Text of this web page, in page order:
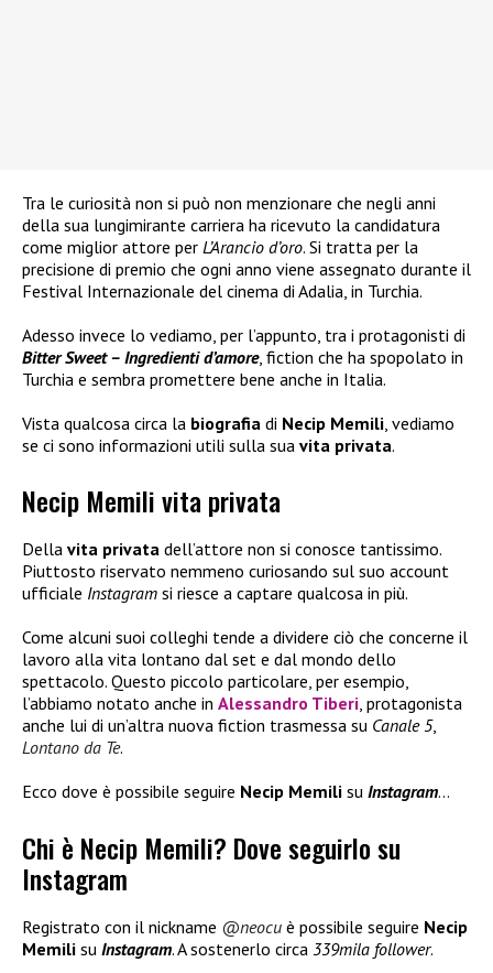
Tra le curiosità non si può non menzionare che negli anni
della sua lungimirante carriera ha ricevuto la candidatura
come miglior attore per L’Arancio d’oro. Si tratta per la
precisione di premio che ogni anno viene assegnato durante il
Festival Internazionale del cinema di Adalia, in Turchia.
Adesso invece lo vediamo, per l’appunto, tra i protagonisti di
Bitter Sweet – Ingredienti d’amore, fiction che ha spopolato in
Turchia e sembra promettere bene anche in Italia.
Vista qualcosa circa la biografia di Necip Memili , vediamo
se ci sono informazioni utili sulla sua vita privata.
Necip Memili vita privata
Della vita privata dell’attore non si conosce tantissimo.
Piuttosto riservato nemmeno curiosando sul suo account
ufficiale Instagram si riesce a captare qualcosa in più.
Come alcuni suoi colleghi tende a dividere ciò che concerne il
lavoro alla vita lontano dal set e dal mondo dello
spettacolo. Questo piccolo particolare, per esempio,
l’abbiamo notato anche in Alessandro Tiberi, protagonista
anche lui di un’altra nuova fiction trasmessa su Canale 5,
Lontano da Te.
Ecco dove è possibile seguire Necip Memili su Instagram…
Chi è Necip Memili? Dove seguirlo su
Instagram
Registrato con il nickname @neocu è possibile seguire Necip
Memili su Instagram. A sostenerlo circa 339mila follower.